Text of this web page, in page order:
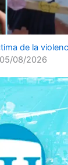
de la
05/08/2026